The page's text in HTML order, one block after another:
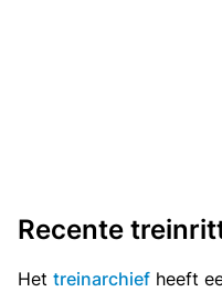
Recente
Het treinarchief heeft